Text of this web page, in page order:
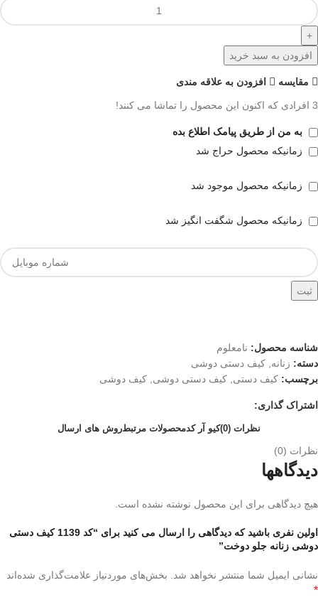
افزودن به سبد خرید
مقايسه افزودن به علاقه مندی
3 افرادی که اکنون این محصول را تماشا می کنند!
به من از طریق پیامک اطلاع بده
زمانیکه محصول حراج شد
زمانیکه محصول موجود شد
زمانیکه محصول شگفت انگیز شد
ثبت
شناسه محصول: نامعلوم
دسته: زنانه, کیف دستی دوشی
برچسب: کیف دستی, کیف دستی دوشی, کیف دوشی
اشتراک گذاری:
نظرات (0) کیو آر کدمحصولات مرتبطروش های ارسال
نظرات (0)
دیدگاهها
هیچ دیدگاهی برای این محصول نوشته نشده است.
اولین نفری باشید که دیدگاهی را ارسال می کنید برای “کد 1139 کیف دستی
دوشی زنانه جلو دوخت”
نشانی ایمیل شما منتشر نخواهد شد. بخش‌های موردنیاز علامت‌گذاری شده‌اند
*